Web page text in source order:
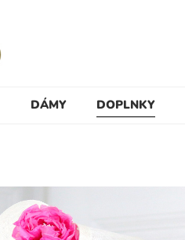
DÁMY DOPLNKY